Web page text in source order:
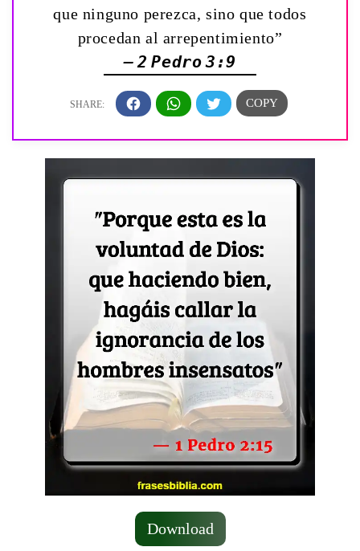
que ninguno perezca, sino que todos
procedan al arrepentimiento”
— 2 Pedro 3:9
Download